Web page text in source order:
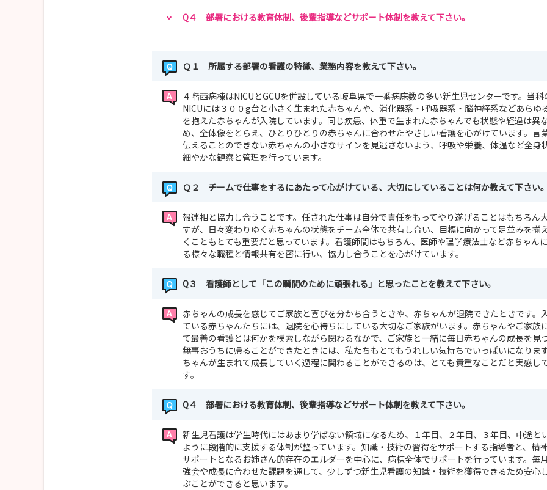
Q４ 部署における教育体制、後輩指導などサポート体制を教えて下さい。
Ｑ１ 所属する部署の看護の特徴、業務内容を教えて下さい。
４階西病棟はNICUとGCUを併設している岐阜県で一番病床数の多い新生児センターです。当科
NICUには３００g台と小さく生まれた赤ちゃんや、消化器系・呼吸器系・脳神経系などあらゆ
を抱えた赤ちゃんが入院しています。同じ疾患、体重で生まれた赤ちゃんでも状態や経過は異
め、全体像をとらえ、ひとりひとりの赤ちゃんに合わせたやさしい看護を心がけています。言
伝えることのできない赤ちゃんの小さなサインを見逃さないよう、呼吸や栄養、体温など全身
細やかな観察と管理を行っています。
Ｑ２ チームで仕事をするにあたって心がけている、大切にしていることは何か教えて下さい
報連相と協力し合うことです。任された仕事は自分で責任をもってやり遂げることはもちろん
すが、日々変わりゆく赤ちゃんの状態をチーム全体で共有し合い、目標に向かって足並みを揃
くこともとても重要だと思っています。看護師間はもちろん、医師や理学療法士など赤ちゃん
る様々な職種と情報共有を密に行い、協力し合うことを心がけています。
Q３ 看護師として「この瞬間のために頑張れる」と思ったことを教えて下さい。
赤ちゃんの成長を感じてご家族と喜びを分かち合うときや、赤ちゃんが退院できたときです。
ている赤ちゃんたちには、退院を心待ちにしている大切なご家族がいます。赤ちゃんやご家族
て最善の看護とは何かを模索しながら関わるなかで、ご家族と一緒に毎日赤ちゃんの成長を見
無事おうちに帰ることができたときには、私たちもとてもうれしい気持ちでいっぱいになりま
ちゃんが生まれて成長していく過程に関わることができるのは、とても貴重なことだと実感し
す。
Q４ 部署における教育体制、後輩指導などサポート体制を教えて下さい。
新生児看護は学生時代にはあまり学ばない領域になるため、１年目、２年目、３年目、中途と
ように段階的に支援する体制が整っています。知識・技術の習得をサポートする指導者と、精
サポートとなるお姉さん的存在のエルダーを中心に、病棟全体でサポートを行っています。毎
強会や成長に合わせた課題を通して、少しずつ新生児看護の知識・技術を獲得できるため安心
ぶことができると思います。